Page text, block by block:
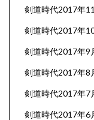
剣道時代2017年
剣道時代2017年
剣道時代2017年9
剣道時代2017年8
剣道時代2017年7
剣道時代2017年6